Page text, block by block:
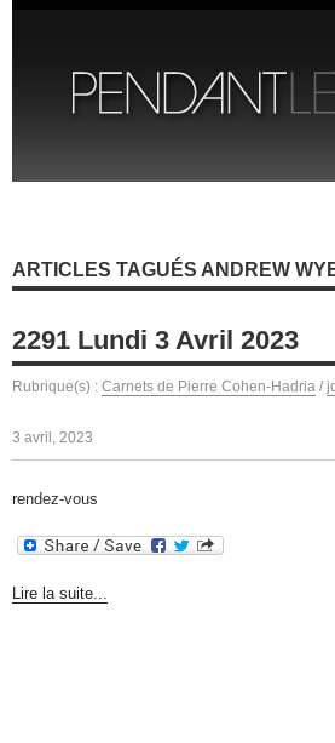
ARTICLES TAGUÉS ANDREW
2291 Lundi 3 Avril 2023
Rubrique(s) : Carnets de Pierre Cohen-Hadria /
3 avril, 2023
rendez-vous
Lire la suite...